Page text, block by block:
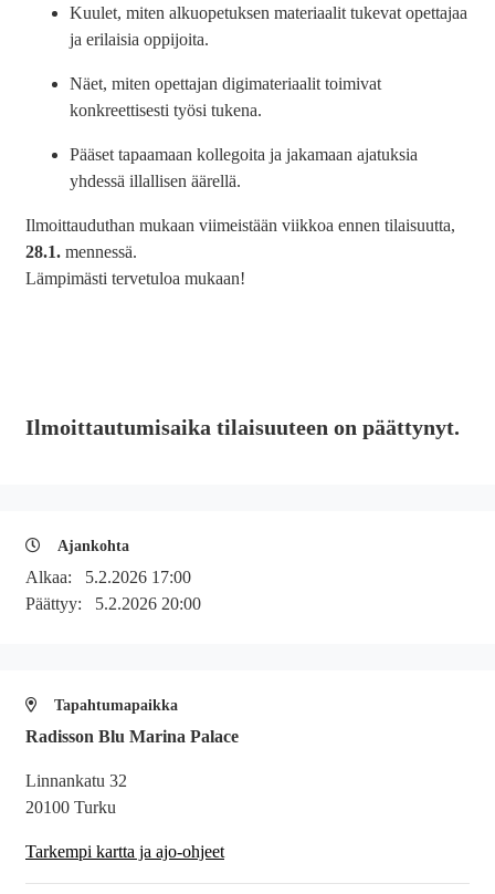
Kuulet, miten alkuopetuksen materiaalit tukevat opettajaa
ja erilaisia oppijoita.
Näet, miten opettajan digimateriaalit toimivat
konkreettisesti työsi tukena.
Pääset tapaamaan kollegoita ja jakamaan ajatuksia
yhdessä illallisen äärellä.
Ilmoittauduthan mukaan viimeistään viikkoa ennen tilaisuutta,
28.1. mennessä.
Lämpimästi tervetuloa mukaan!
Ilmoittautumisaika tilaisuuteen on päättynyt.
Ajankohta
Alkaa: 5.2.2026 17:00
Päättyy: 5.2.2026 20:00
Tapahtumapaikka
Radisson Blu Marina Palace
Linnankatu 32
20100 Turku
Tarkempi kartta ja ajo-ohjeet